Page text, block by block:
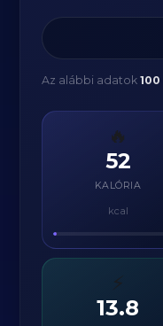
Az alábbi adatok100
🔥
52
KALÓRIA
kcal
⚡
13.8